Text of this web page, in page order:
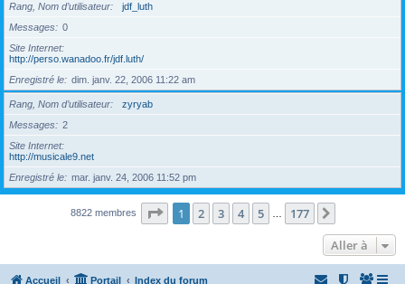
Rang, Nom d’utilisateur
jdf_luth
Messages
0
Site Internet
http://perso.wanadoo.fr/jdf.luth/
Enregistré le
dim. janv. 22, 2006 11:22 am
Rang, Nom d’utilisateur
zyryab
Messages
2
Site Internet
http://musicale9.net
Enregistré le
mar. janv. 24, 2006 11:52 pm
8822 membres Page 1sur177
1 2 3 4 5 177
Aller à
Accueil Portail Index du forum